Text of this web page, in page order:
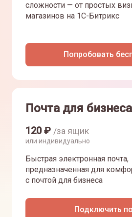
сложности — от простых
магазинов на 1С-Битрикс
Попробовать
Почта для бизнеса
120₽ /за ящик
или индивидуально
Быстрая электронная почта,
предназначенная для
с почтой для бизнеса
Подключить